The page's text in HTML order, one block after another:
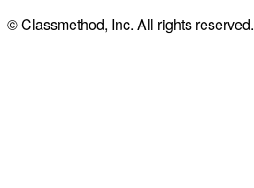
© Classmethod, Inc. All rights reserved.